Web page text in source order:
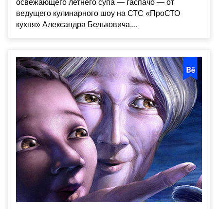
освежающего летнего супа — гаспачо — от
ведущего кулинарного шоу на СТС «ПроСТО
кухня» Александра Бельковича....